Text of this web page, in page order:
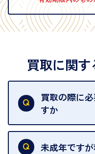
買取に関
買取の際に
すか
本人確認書類を
類はこちらをご
未成年です